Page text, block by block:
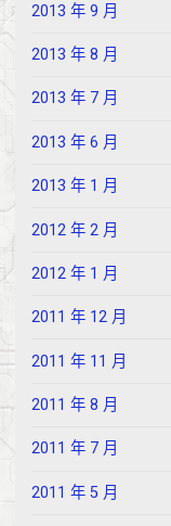
2013 年 9 月
2013 年 8 月
2013 年 7 月
2013 年 6 月
2013 年 1 月
2012 年 2 月
2012 年 1 月
2011 年 12 月
2011 年 11 月
2011 年 8 月
2011 年 7 月
2011 年 5 月